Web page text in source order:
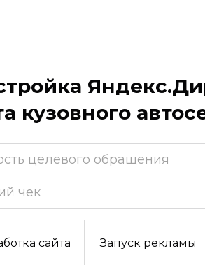
кузовного
целевого обращения
чек
сайта Запуск рекламы